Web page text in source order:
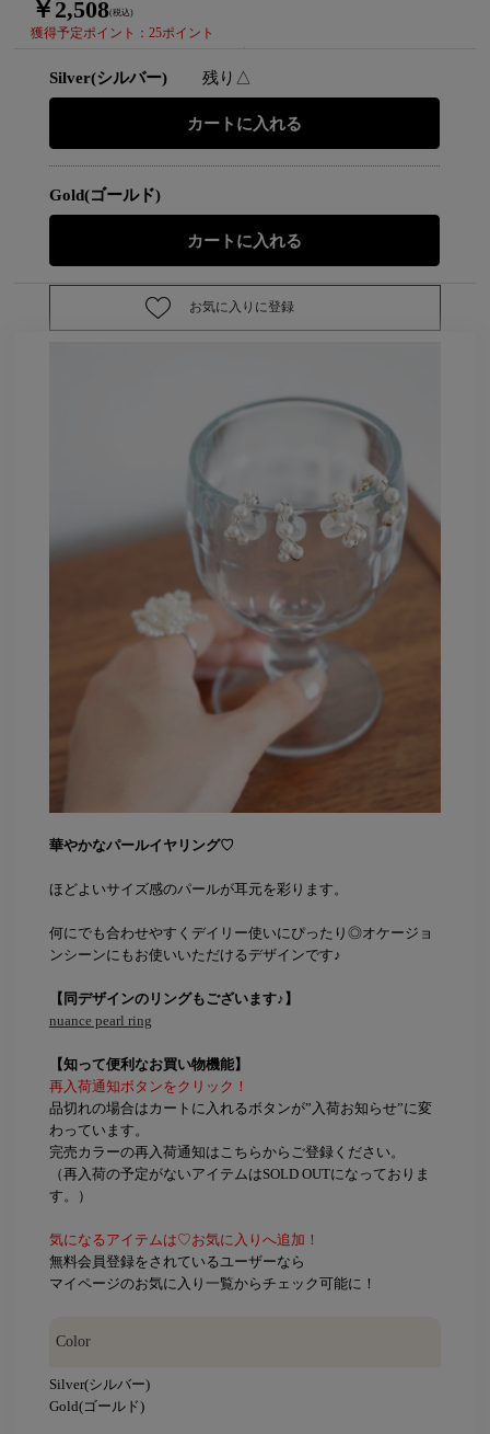
￥2,508(税込)
獲得予定ポイント：25ポイント
Silver(シルバー) 残り△
Gold(ゴールド)
お気に入りに登録
華やかなパールイヤリング♡
ほどよいサイズ感のパールが耳元を彩ります。
何にでも合わせやすくデイリー使いにぴったり◎オケージョ
ンシーンにもお使いいただけるデザインです♪
【同デザインのリングもございます♪】
nuance pearl ring
【知って便利なお買い物機能】
再入荷通知ボタンをクリック！
品切れの場合はカートに入れるボタンが”入荷お知らせ”に変
わっています。
完売カラーの再入荷通知はこちらからご登録ください。
（再入荷の予定がないアイテムはSOLD OUTになっておりま
す。）
気になるアイテムは♡お気に入りへ追加！
無料会員登録をされているユーザーなら
マイページのお気に入り一覧からチェック可能に！
Color
Silver(シルバー)
Gold(ゴールド)